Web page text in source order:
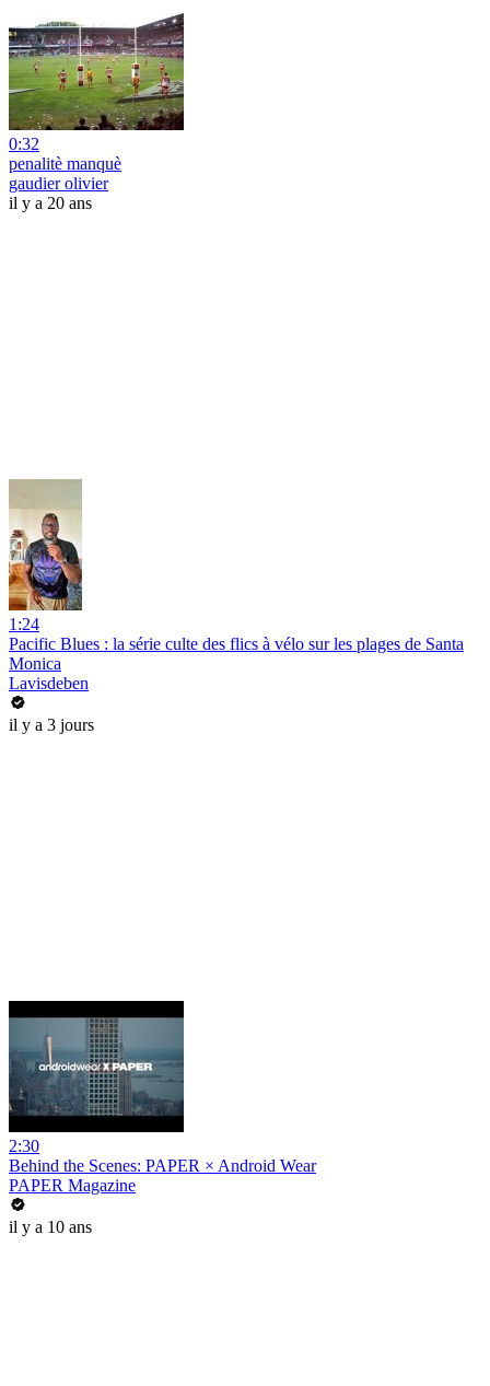
0:32
penalitè manquè
gaudier olivier
il y a 20 ans
1:24
Pacific Blues : la série culte des flics à vélo sur les plages de Santa
Monica
Lavisdeben
il y a 3 jours
2:30
Behind the Scenes: PAPER × Android Wear
PAPER Magazine
il y a 10 ans